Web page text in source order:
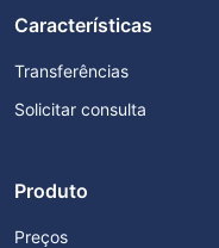
Características
Transferências
Solicitar consulta
Produto
Preços